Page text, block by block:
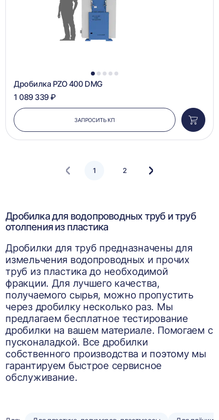
1 2 3 4 5
Дробилка PZO 400 DMG
1 089 339 ₽
ЗАПРОСИТЬ КП
в
1 2
Следующая
Дробилка для водопроводных труб и труб
отолпения из пластика
Дробилки для труб предназначены для
измельчения водопроводных и прочих
труб из пластика до необходимой
фракции. Для лучшего качества,
получаемого сырья, можно пропустить
через дробилку несколько раз. Мы
предлагаем бесплатное тестирование
дробилки на вашем материале. Помогаем с
пусконаладкой. Все дробилки
собственного производства и поэтому мы
гарантируем быстрое сервисное
обслуживание.